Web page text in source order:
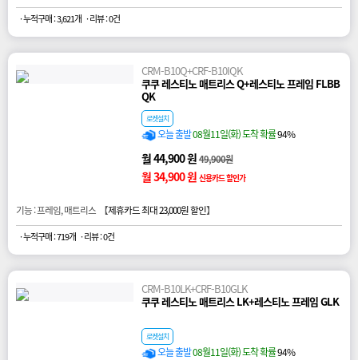
· 누적구매 : 3,621개 · 리뷰 : 0건
CRM-B10Q+CRF-B10IQK
쿠쿠 레스티노 매트리스 Q+레스티노 프레임 FLBB
QK
로켓설치
오늘 출발08월11일(화) 도착 확률94%
월 44,900 원49,900원
월 34,900 원 신용카드 할인가
기능 : 프레임, 매트리스 【제휴카드 최대 23,000원 할인】
· 누적구매 : 719개 · 리뷰 : 0건
CRM-B10LK+CRF-B10GLK
쿠쿠 레스티노 매트리스 LK+레스티노 프레임 GLK
로켓설치
오늘 출발08월11일(화) 도착 확률94%